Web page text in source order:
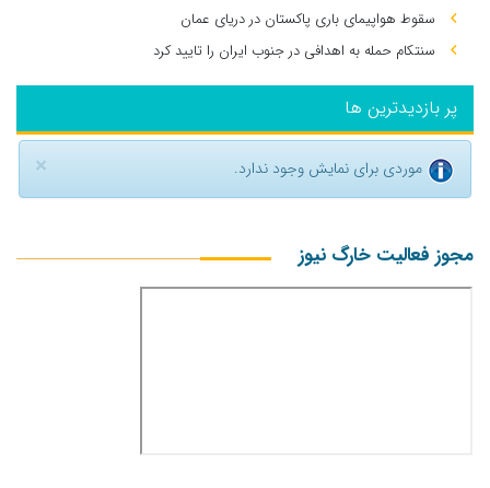
سقوط هواپیمای باری پاکستان در دریای عمان
سنتکام حمله به اهدافی در جنوب ایران را تایید کرد
پر بازدیدترین ها
× موردی برای نمایش وجود ندارد.
مجوز فعالیت خارگ نیوز